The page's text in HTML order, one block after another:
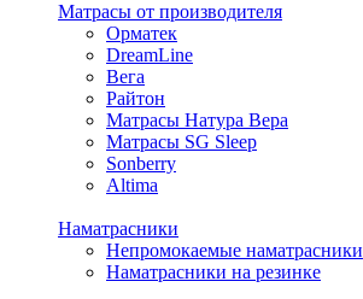
Матрасы от производителя
Орматек
DreamLine
Вега
Райтон
Матрасы Натура Вера
Матрасы SG Sleep
Sonberry
Altima
Наматрасники
Непромокаемые наматрасники
Наматрасники на резинке